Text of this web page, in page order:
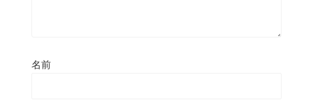
名前